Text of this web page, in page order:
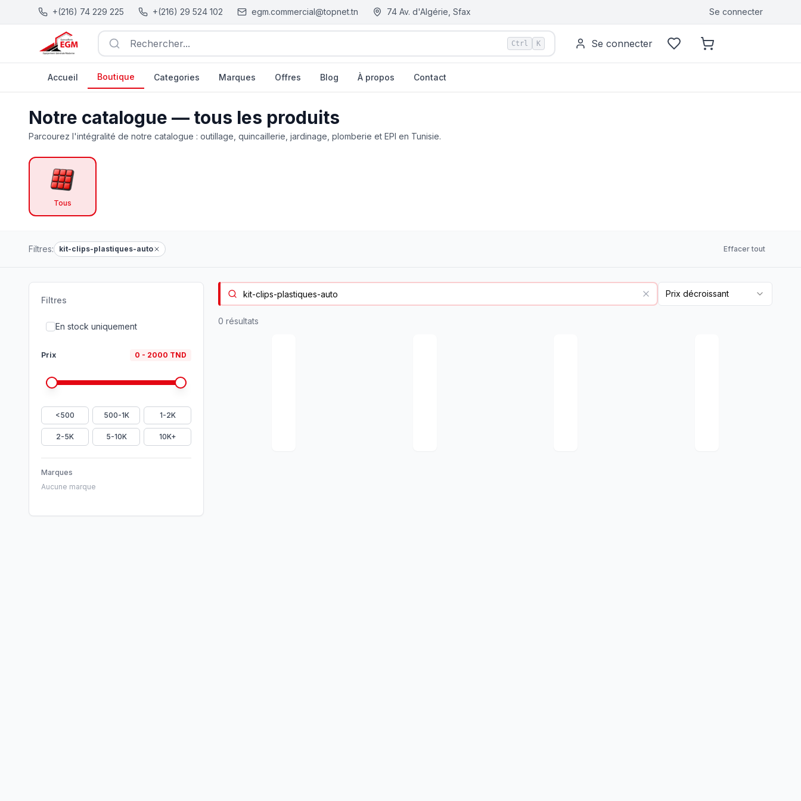
+(216) 74 229 225 +(216) 29 524 102 egm.commercial@topnet.tn 74 Av. d'Algérie, Sfax Se connecter
Rechercher... Ctrl K Se connecter
Accueil Boutique Categories Marques Offres Blog À propos Contact
Notre catalogue — tous les produits
Parcourez l'intégralité de notre catalogue : outillage, quincaillerie, jardinage, plomberie et EPI en Tunisie.
Tous
Filtres: kit-clips-plastiques-auto Effacer tout
Filtres
En stock uniquement
Prix 0 - 2000 TND
<500 500-1K 1-2K
2-5K 5-10K 10K+
Marques
Aucune marque
Prix décroissant
0 résultats